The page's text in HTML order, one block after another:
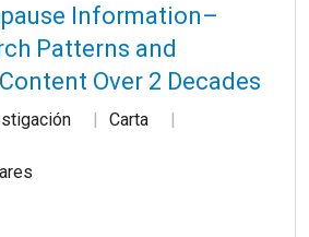
Information–
Patterns and
Over 2 Decades
Carta